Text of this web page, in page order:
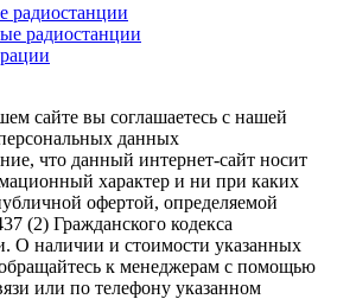
радиостанции
радиостанции
сайте вы соглашаетесь с нашей
данных
что данный интернет-сайт носит
характер и ни при каких
офертой, определяемой
(2) Гражданского кодекса
О наличии и стоимости указанных
к менеджерам с помощью
или по телефону указанном